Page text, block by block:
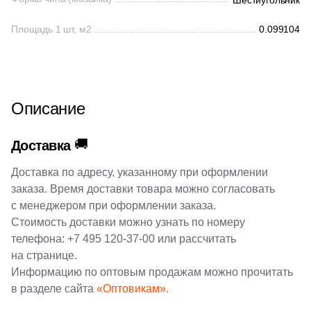
Китай
Испания
Италия
Квадратная
Прямоугольная
Marble Mosaic (
Marmocer (10)
Mir Mosaic (512)
NSmosaic (554
Navarti (2)
Площадь 1 шт, м2 0.099104
Описание
Доставка 🚚
Доставка по адресу, указанному при оформлении
заказа. Время доставки товара можно согласовать
с менеджером при оформлении заказа.
Стоимость доставки можно узнать по номеру
телефона: +7 495 120-37-00 или рассчитать
на странице.
Информацию по оптовым продажам можно прочитать
в разделе сайта «Оптовикам».